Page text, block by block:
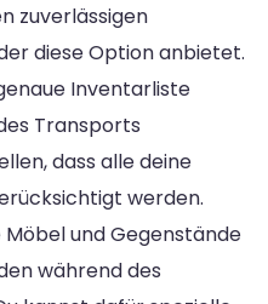
zuverlässigen
diese Option anbietet.
Inventarliste
Transports
dass alle deine
werden.
Möbel und Gegenstände
während des